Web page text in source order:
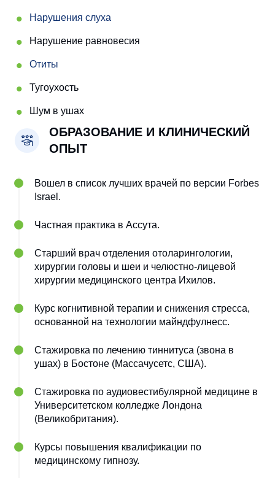
Нарушения слуха
Нарушение равновесия
Отиты
Тугоухость
Шум в ушах
ОБРАЗОВАНИЕ И КЛИНИЧЕСКИЙ
ОПЫТ
Вошел в список лучших врачей по версии Forbes
Israel.
Частная практика в Ассута.
Старший врач отделения отоларингологии,
хирургии головы и шеи и челюстно-лицевой
хирургии медицинского центра Ихилов.
Курс когнитивной терапии и снижения стресса,
основанной на технологии майндфулнесс.
Стажировка по лечению тиннитуса (звона в
ушах) в Бостоне (Массачусетс, США).
Стажировка по аудиовестибулярной медицине в
Университетском колледже Лондона
(Великобритания).
Курсы повышения квалификации по
медицинскому гипнозу.